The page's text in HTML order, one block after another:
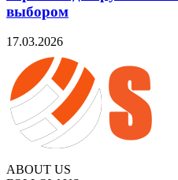
выбором
17.03.2026
ABOUT US